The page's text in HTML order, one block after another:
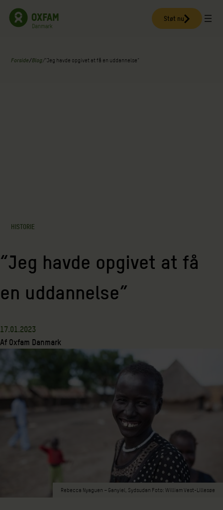
Spring
Støt nu
Forside/Blog/“Jeg havde opgivet at få en uddannelse”
HISTORIE
“Jeg havde opgivet at få
en uddannelse”
17.01.2023
Af Oxfam Danmark
Rebecca Nyaguen – Ganyiel, Sydsudan Foto: William Vest-Lillesøe